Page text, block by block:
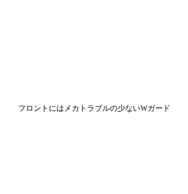
フロントにはメカトラブルの少ないWガード